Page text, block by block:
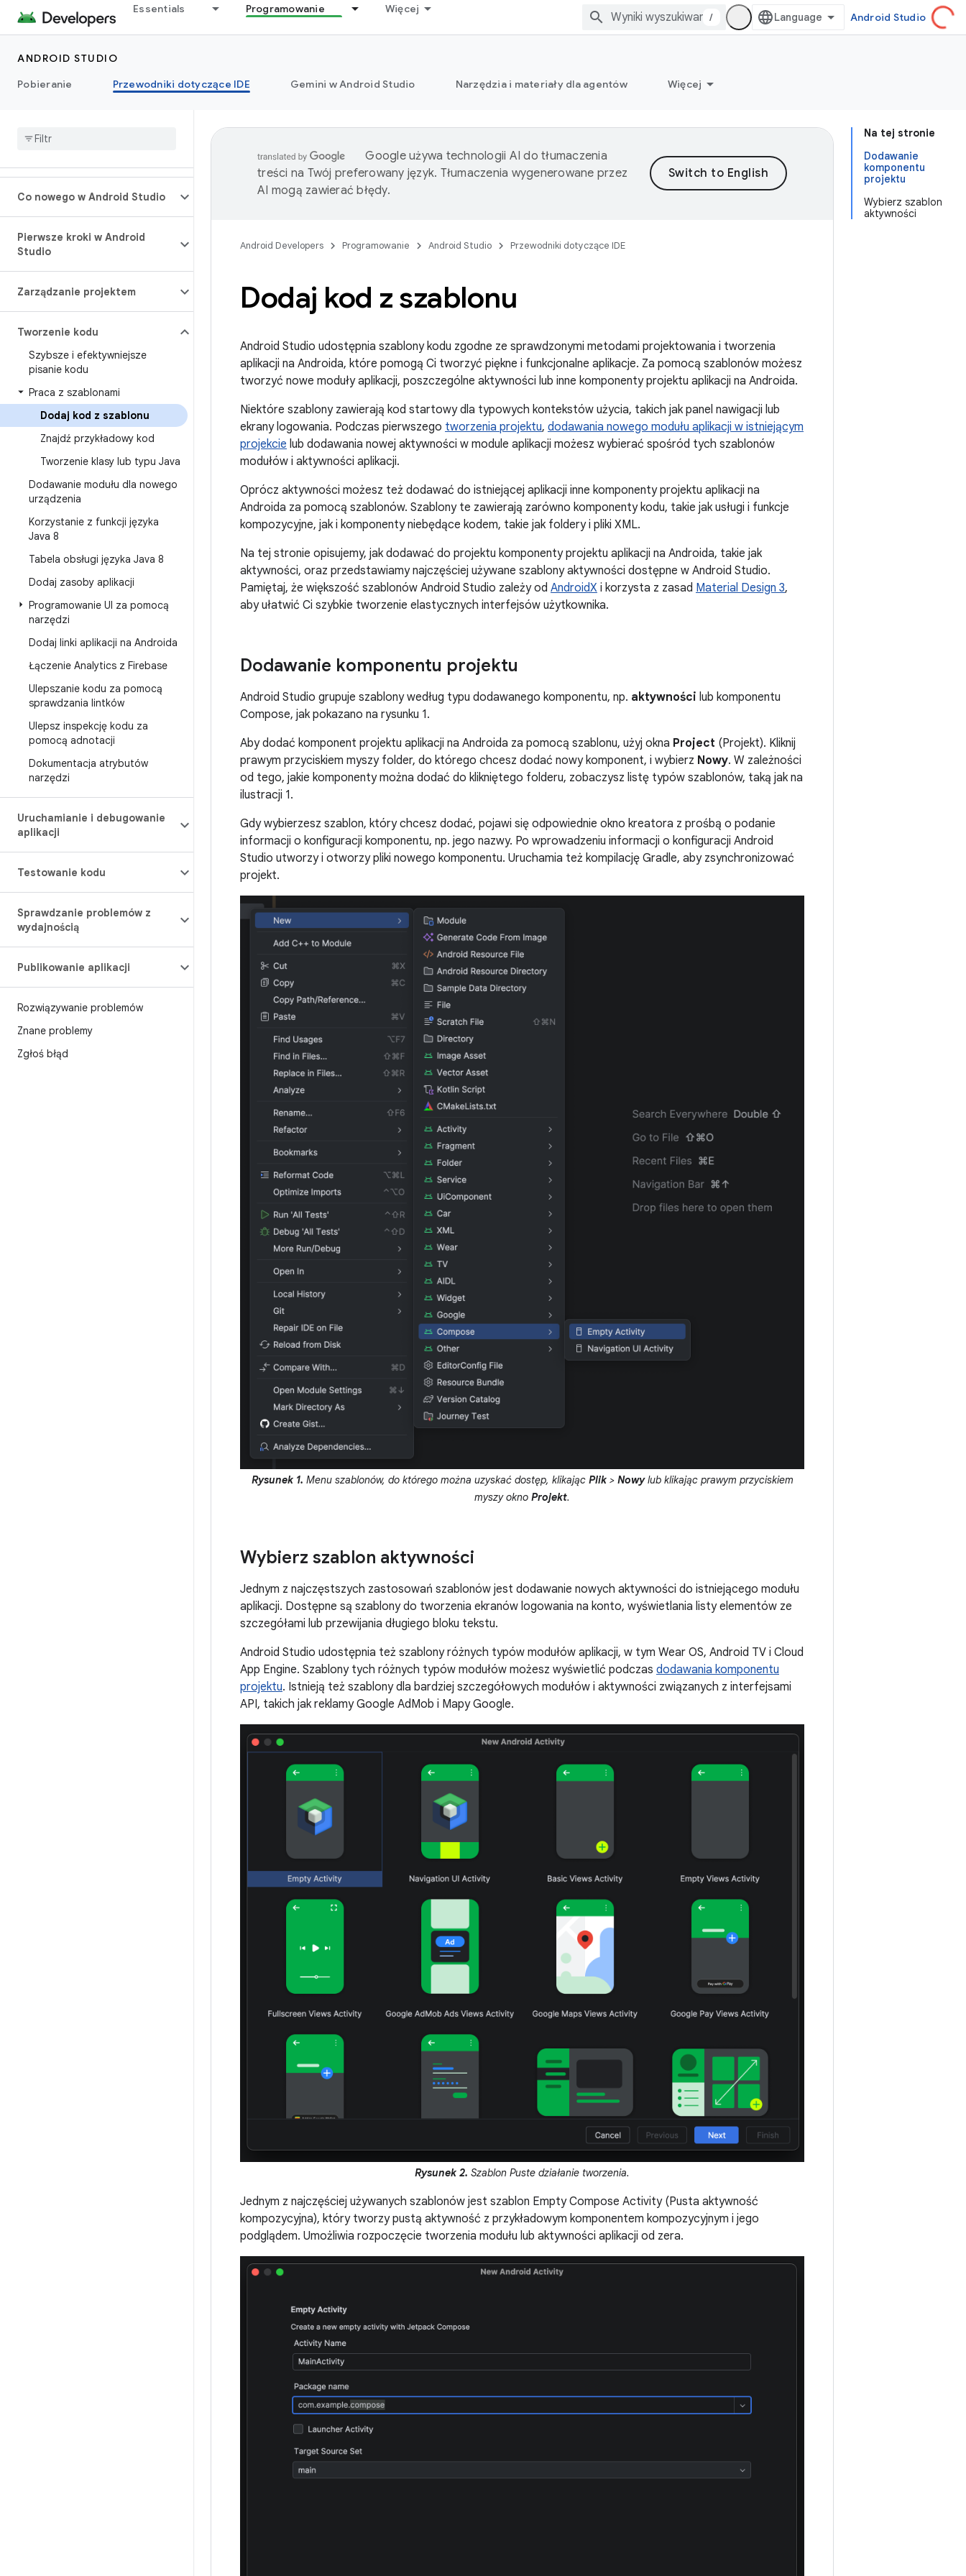
Essentials Programowanie Więcej
/ Android Studio
ANDROID STUDIO
Pobieranie
Przewodniki dotyczące IDE Gemini w Android Studio Narzędzia i materiały dla agentów Więcej
Co nowego w Android Studio
Pierwsze kroki w Android
Studio
Zarządzanie projektem
Tworzenie kodu
Szybsze i efektywniejsze
pisanie kodu
Praca z szablonami
Dodaj kod z szablonu
Znajdź przykładowy kod
Tworzenie klasy lub typu Java
Dodawanie modułu dla nowego
urządzenia
Korzystanie z funkcji języka
Java 8
Tabela obsługi języka Java 8
Dodaj zasoby aplikacji
Programowanie UI za pomocą
narzędzi
Dodaj linki aplikacji na Androida
Łączenie Analytics z Firebase
Ulepszanie kodu za pomocą
sprawdzania lintków
Ulepsz inspekcję kodu za
pomocą adnotacji
Dokumentacja atrybutów
narzędzi
Uruchamianie i debugowanie
aplikacji
Testowanie kodu
Sprawdzanie problemów z
wydajnością
Publikowanie aplikacji
Rozwiązywanie problemów
Znane problemy
Zgłoś błąd
Na tej stronie
Dodawanie
komponentu
projektu
Wybierz szablon
aktywności
Google używa technologii AI do tłumaczenia
treści na Twój preferowany język. Tłumaczenia wygenerowane przez
AI mogą zawierać błędy.
Android Developers Programowanie Android Studio Przewodniki dotyczące IDE
Dodaj kod z szablonu
Android Studio udostępnia szablony kodu zgodne ze sprawdzonymi metodami projektowania i tworzenia
aplikacji na Androida, które pomogą Ci tworzyć piękne i funkcjonalne aplikacje. Za pomocą szablonów możesz
tworzyć nowe moduły aplikacji, poszczególne aktywności lub inne komponenty projektu aplikacji na Androida.
Niektóre szablony zawierają kod startowy dla typowych kontekstów użycia, takich jak panel nawigacji lub
ekrany logowania. Podczas pierwszego tworzenia projektu, dodawania nowego modułu aplikacji w istniejącym
projekcie lub dodawania nowej aktywności w module aplikacji możesz wybierać spośród tych szablonów
modułów i aktywności aplikacji.
Oprócz aktywności możesz też dodawać do istniejącej aplikacji inne komponenty projektu aplikacji na
Androida za pomocą szablonów. Szablony te zawierają zarówno komponenty kodu, takie jak usługi i funkcje
kompozycyjne, jak i komponenty niebędące kodem, takie jak foldery i pliki XML.
Na tej stronie opisujemy, jak dodawać do projektu komponenty projektu aplikacji na Androida, takie jak
aktywności, oraz przedstawiamy najczęściej używane szablony aktywności dostępne w Android Studio.
Pamiętaj, że większość szablonów Android Studio zależy od AndroidX i korzysta z zasad Material Design 3,
aby ułatwić Ci szybkie tworzenie elastycznych interfejsów użytkownika.
Dodawanie komponentu projektu
Android Studio grupuje szablony według typu dodawanego komponentu, np. aktywności lub komponentu
Compose, jak pokazano na rysunku 1.
Aby dodać komponent projektu aplikacji na Androida za pomocą szablonu, użyj okna Project (Projekt). Kliknij
prawym przyciskiem myszy folder, do którego chcesz dodać nowy komponent, i wybierz Nowy. W zależności
od tego, jakie komponenty można dodać do klikniętego folderu, zobaczysz listę typów szablonów, taką jak na
ilustracji 1.
Gdy wybierzesz szablon, który chcesz dodać, pojawi się odpowiednie okno kreatora z prośbą o podanie
informacji o konfiguracji komponentu, np. jego nazwy. Po wprowadzeniu informacji o konfiguracji Android
Studio utworzy i otworzy pliki nowego komponentu. Uruchamia też kompilację Gradle, aby zsynchronizować
projekt.
Rysunek 1. Menu szablonów, do którego można uzyskać dostęp, klikając Plik> Nowylub klikając prawym przyciskiem
myszy okno Projekt.
Wybierz szablon aktywności
Jednym z najczęstszych zastosowań szablonów jest dodawanie nowych aktywności do istniejącego modułu
aplikacji. Dostępne są szablony do tworzenia ekranów logowania na konto, wyświetlania listy elementów ze
szczegółami lub przewijania długiego bloku tekstu.
Android Studio udostępnia też szablony różnych typów modułów aplikacji, w tym Wear OS, Android TV i Cloud
App Engine. Szablony tych różnych typów modułów możesz wyświetlić podczas dodawania komponentu
projektu. Istnieją też szablony dla bardziej szczegółowych modułów i aktywności związanych z interfejsami
API, takich jak reklamy Google AdMob i Mapy Google.
Rysunek 2. Szablon Puste działanie tworzenia.
Jednym z najczęściej używanych szablonów jest szablon Empty Compose Activity (Pusta aktywność
kompozycyjna), który tworzy pustą aktywność z przykładowym komponentem kompozycyjnym i jego
podglądem. Umożliwia rozpoczęcie tworzenia modułu lub aktywności aplikacji od zera.